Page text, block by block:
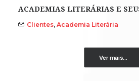
ACADEMIAS LITERÁRIAS E
Clientes, Academia Literária
Ver mais...